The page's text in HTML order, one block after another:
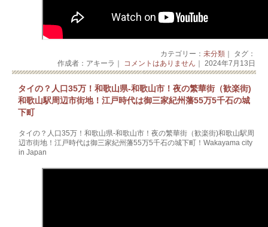
カテゴリー： 未分類｜ タグ：
作成者：アキーラ｜ コメントはありません ｜ 2024年7月13日
タイの？人口35万！和歌山県‐和歌山市！夜の繁華街（歓楽街)
和歌山駅周辺市街地！江戸時代は御三家紀州藩55万5千石の城
下町
タイの？人口35万！和歌山県‐和歌山市！夜の繁華街（歓楽街)和歌山駅周
辺市街地！江戸時代は御三家紀州藩55万5千石の城下町！Wakayama city
in Japan